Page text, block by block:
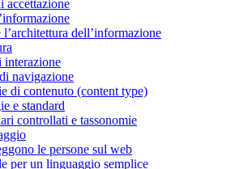
accettazione
dell’informazione
interazione
navigazione
di contenuto (content type)
e standard
controllati e tassonomie
le persone sul web
per un linguaggio semplice